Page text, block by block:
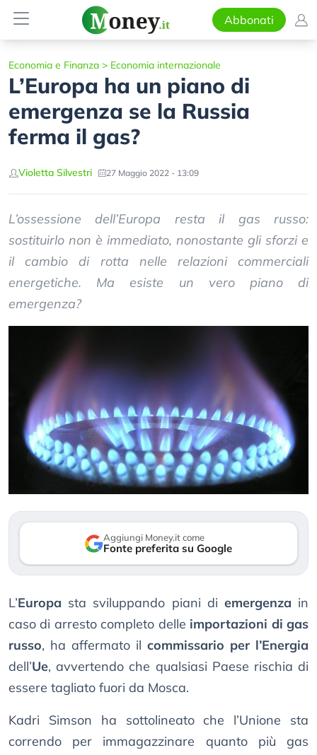
Abbonati
Economia e Finanza > Economia internazionale
L’Europa ha un piano di
emergenza se la Russia
ferma il gas?
Violetta Silvestri 27 Maggio 2022 - 13:09
L’ossessione dell’Europa resta il gas russo:
sostituirlo non è immediato, nonostante gli sforzi e
il cambio di rotta nelle relazioni commerciali
energetiche. Ma esiste un vero piano di
emergenza?
Aggiungi Money.it come
Fonte preferita su Google
L’Europa sta sviluppando piani di emergenza in
caso di arresto completo delle importazioni di gas
russo, ha affermato il commissario per l’Energia
dell’Ue, avvertendo che qualsiasi Paese rischia di
essere tagliato fuori da Mosca.
Kadri Simson ha sottolineato che l’Unione sta
correndo per immagazzinare quanto più gas